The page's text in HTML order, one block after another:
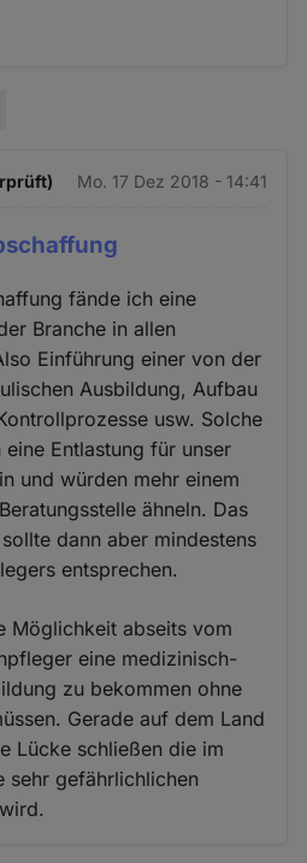
Mo. 17 Dez 2018 - 14:41
fände ich eine
Branche in allen
Einführung einer von der
Ausbildung, Aufbau
usw. Solche
Entlastung für unser
und würden mehr einem
ähneln. Das
dann aber mindestens
entsprechen.
Möglichkeit abseits vom
eine medizinisch-
zu bekommen ohne
Gerade auf dem Land
Lücke schließen die im
sehr gefährlichlichen